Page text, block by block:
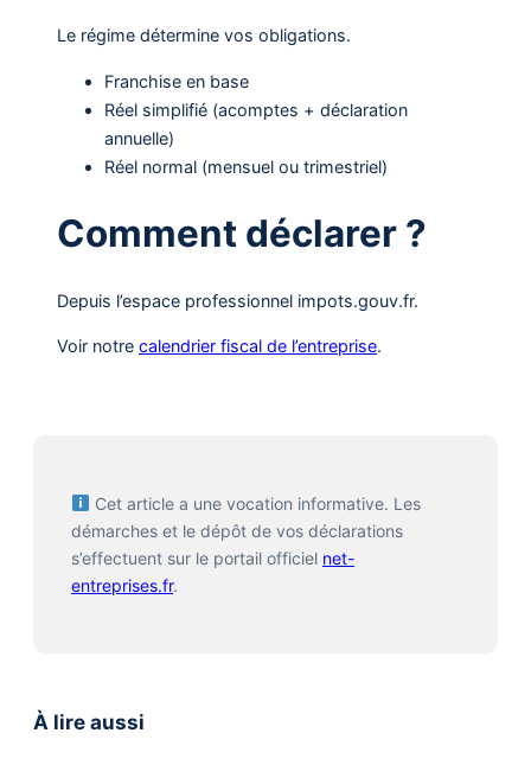
Le régime détermine vos obligations.
Franchise en base
Réel simplifié (acomptes + déclaration
annuelle)
Réel normal (mensuel ou trimestriel)
Comment déclarer ?
Depuis l’espace professionnel impots.gouv.fr.
Voir notre calendrier fiscal de l’entreprise.
Cet article a une vocation informative. Les
démarches et le dépôt de vos déclarations
s’effectuent sur le portail officiel net-
entreprises.fr.
À lire aussi